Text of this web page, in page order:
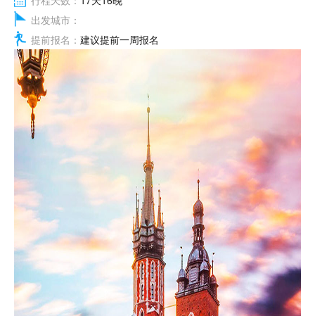
出发城市：
提前报名： 建议提前一周报名